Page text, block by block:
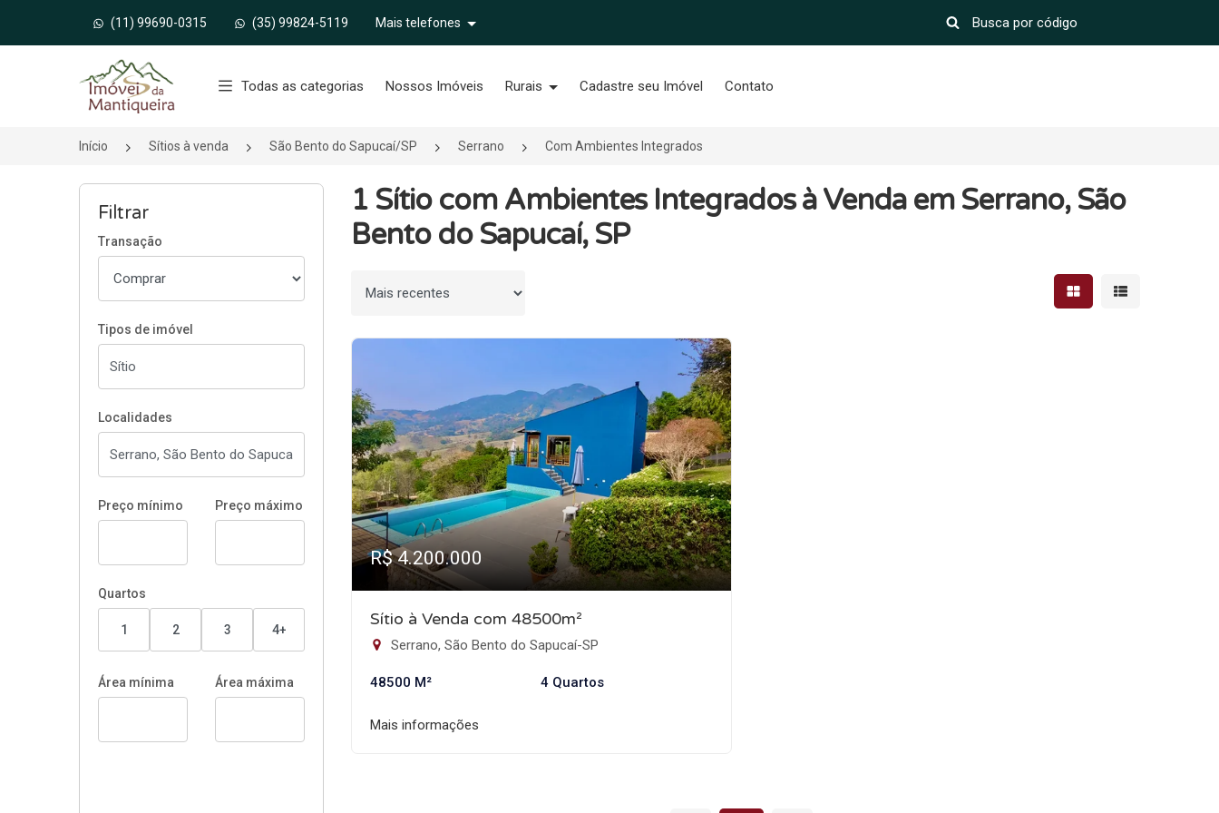
(11) 99690-0315 (35) 99824-5119 Mais telefones
Página inicial
Todas as categorias Nossos Imóveis Rurais Cadastre seu Imóvel Contato
Início Sítios à venda São Bento do Sapucaí/SP Serrano Com Ambientes Integrados
Filtrar
Transação
Tipos de imóvel
Localidades
Preço mínimo Preço máximo
Quartos
1 2 3 4+
Área mínima Área máxima
1 Sítio com Ambientes Integrados à Venda em Serrano, São
Bento do Sapucaí, SP
Ordenar por Mostrar resultados em
Mostrar
R$ 4.200.000
Sítio à Venda com 48500m²
Serrano, São Bento do Sapucaí-SP
48500 M² 4 Quartos
Mais informações